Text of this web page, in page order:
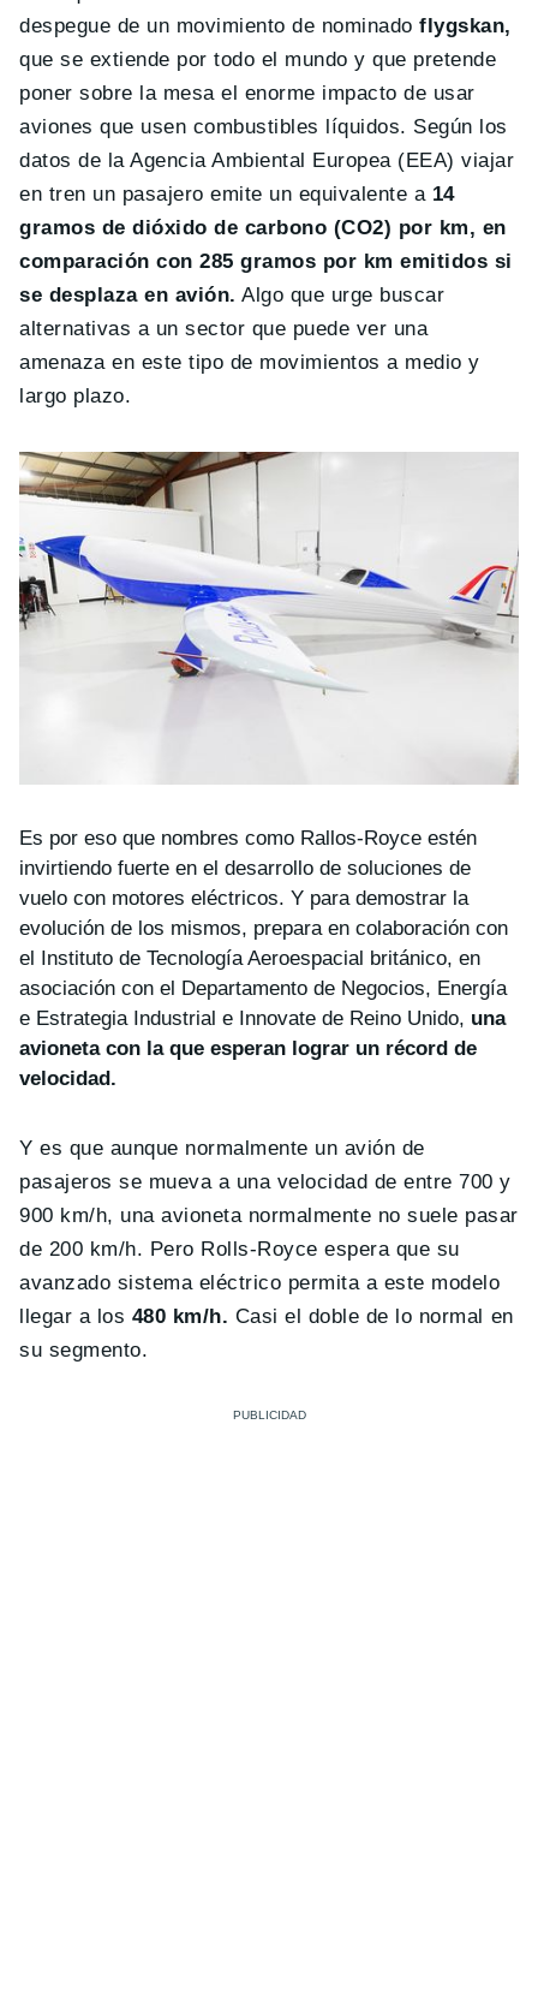
despegue de un movimiento de nominado flygskan,
que se extiende por todo el mundo y que pretende
poner sobre la mesa el enorme impacto de usar
aviones que usen combustibles líquidos. Según los
datos de la Agencia Ambiental Europea (EEA) viajar
en tren un pasajero emite un equivalente a 14
gramos de dióxido de carbono (CO2) por km, en
comparación con 285 gramos por km emitidos si
se desplaza en avión. Algo que urge buscar
alternativas a un sector que puede ver una
amenaza en este tipo de movimientos a medio y
largo plazo.
Es por eso que nombres como Rallos-Royce estén
invirtiendo fuerte en el desarrollo de soluciones de
vuelo con motores eléctricos. Y para demostrar la
evolución de los mismos, prepara en colaboración con
el Instituto de Tecnología Aeroespacial británico, en
asociación con el Departamento de Negocios, Energía
e Estrategia Industrial e Innovate de Reino Unido, una
avioneta con la que esperan lograr un récord de
velocidad.
Y es que aunque normalmente un avión de
pasajeros se mueva a una velocidad de entre 700 y
900 km/h, una avioneta normalmente no suele pasar
de 200 km/h. Pero Rolls-Royce espera que su
avanzado sistema eléctrico permita a este modelo
llegar a los 480 km/h. Casi el doble de lo normal en
su segmento.